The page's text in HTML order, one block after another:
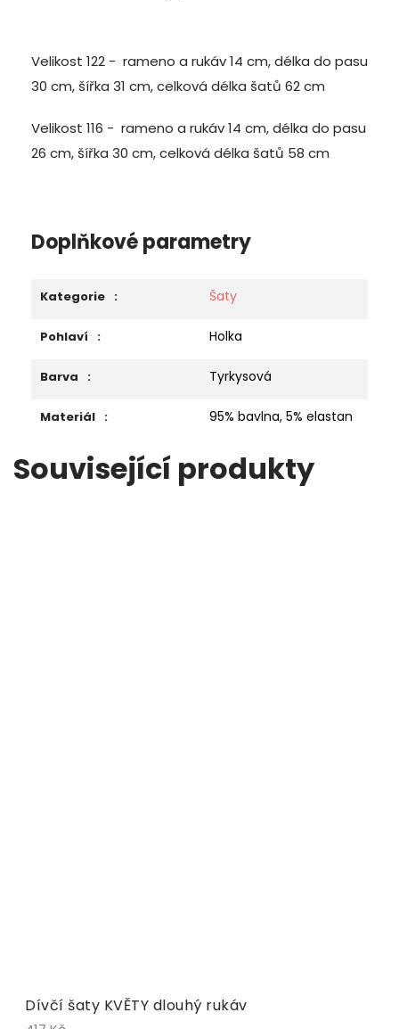
Velikost 122 - rameno a rukáv 14 cm, délka do pasu
30 cm, šířka 31 cm, celková délka šatů 62 cm
Velikost 116 - rameno a rukáv 14 cm, délka do pasu
26 cm, šířka 30 cm, celková délka šatů 58 cm
Doplňkové parametry
Kategorie : Šaty
Pohlaví : Holka
Barva : Tyrkysová
Materiál : 95% bavlna, 5% elastan
Související produkty
Dívčí šaty KVĚTY dlouhý rukáv